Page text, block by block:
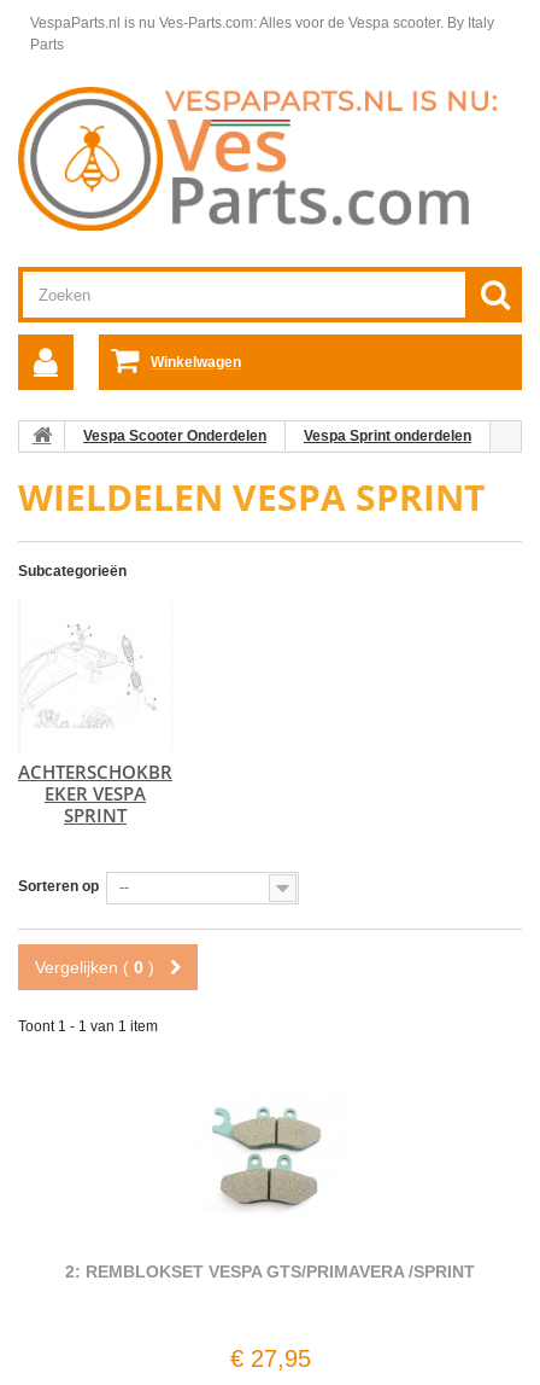
VespaParts.nl is nu Ves-Parts.com: Alles voor de Vespa scooter. By Italy
Parts
Winkelwagen
Vespa Scooter Onderdelen
Vespa Sprint onderdelen
WIELDELEN VESPA SPRINT
Subcategorieën
ACHTERSCHOKBR
EKER VESPA
SPRINT
Sorteren op --
Vergelijken ( 0 )
Toont 1 - 1 van 1 item
2: REMBLOKSET VESPA GTS/PRIMAVERA /SPRINT
€ 27,95